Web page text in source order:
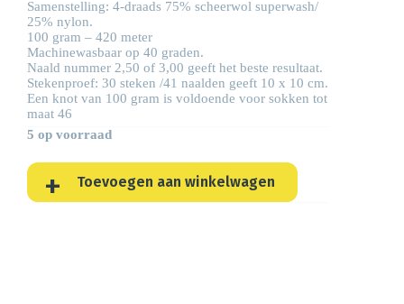
Samenstelling: 4-draads 75% scheerwol superwash/
25% nylon.
100 gram – 420 meter
Machinewasbaar op 40 graden.
Naald nummer 2,50 of 3,00 geeft het beste resultaat.
Stekenproef: 30 steken /41 naalden geeft 10 x 10 cm.
Een knot van 100 gram is voldoende voor sokken tot
maat 46
5 op voorraad
Toevoegen aan winkelwagen